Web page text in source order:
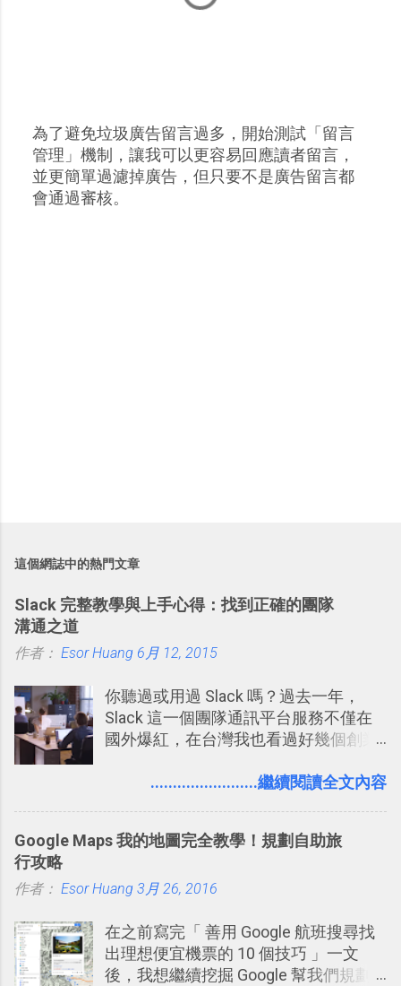
張
貼
留
為了避免垃圾廣告留言過多，開始測試「留言
管理」機制，讓我可以更容易回應讀者留言，
並更簡單過濾掉廣告，但只要不是廣告留言都
會通過審核。
這個網誌中的熱門文章
Slack 完整教學與上手心得：找到正確的團隊
溝通之道
作者： Esor Huang 6月 12, 2015
你聽過或用過 Slack 嗎？過去一年，
Slack 這一個團隊通訊平台服務不僅在
國外爆紅，在台灣我也看過好幾個創業
理，到底 Slack 有什麼魅力？它是不是
有機會在一個專案合作中使用了 Slack
點： 1. 「 很有趣 」： Slack 裡擁有跟
聊天打屁、傳送有趣影音圖文的功能。
2. 「 有效率 」：但是 Slack 的頻道、群
組機制讓茶水間的聊天，不會干擾工作
........................繼續閱讀全文內容
Google Maps 我的地圖完全教學！規劃自助旅
行攻略
作者： Esor Huang 3月 26, 2016
在之前寫完「 善用 Google 航班搜尋找
出理想便宜機票的 10 個技巧 」一文
後，我想繼續挖掘 Google 幫我們規劃